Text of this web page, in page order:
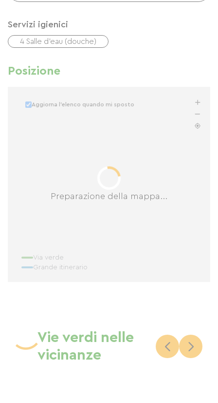
Servizi igienici
4 Salle d'eau (douche)
Posizione
Preparazione della mappa...
Aggiorna l'elenco quando mi sposto
Via verde
Grande itinerario
Vie verdi nelle
vicinanze